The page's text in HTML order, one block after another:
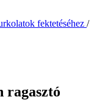
fektetéséhez /
ragasztó